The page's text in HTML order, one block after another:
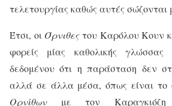
τελετουργίας καθώς αυτές σώζονται
Έτσι, οι Όρνιθεςτου Καρόλου Κουν
φορείς μίας καθολικής γλώσσας
δεδομένου ότι η παράσταση δεν
αλλά σε άλλα μέσα, όπως είναι
Ορνίθωνμε τον Καραγκιόζη